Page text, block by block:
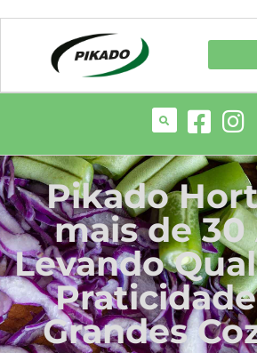
Pikado
mais de 30
Levando
Grandes